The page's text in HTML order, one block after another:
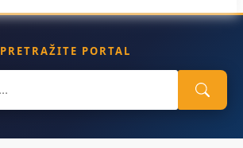
PRETRAŽITE PORTAL